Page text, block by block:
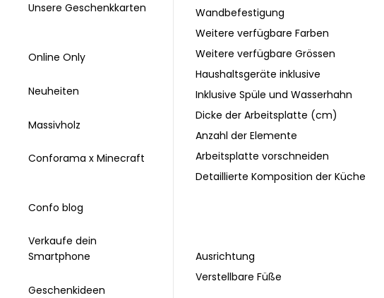
Unsere Geschenkkarten
Online Only
Neuheiten
Massivholz
Conforama x Minecraft
Confo blog
Verkaufe dein
Smartphone
Geschenkideen
Wandbefestigung
Weitere verfügbare Farben
Weitere verfügbare Grössen
Haushaltsgeräte inklusive
Inklusive Spüle und Wasserhahn
Dicke der Arbeitsplatte (cm)
Anzahl der Elemente
Arbeitsplatte vorschneiden
Detaillierte Komposition der Küche
Ausrichtung
Verstellbare Füße